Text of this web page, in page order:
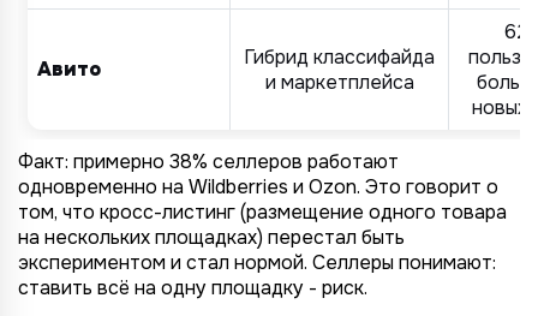
Авито
Гибрид классифайда
и маркетплейса
новых
Факт: примерно 38% селлеров работают
одновременно на Wildberries и Ozon. Это говорит о
том, что кросс-листинг (размещение одного товара
на нескольких площадках) перестал быть
экспериментом и стал нормой. Селлеры понимают:
ставить всё на одну площадку - риск.